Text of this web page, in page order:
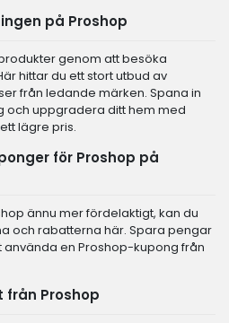
på Proshop
genom att besöka
hittar du ett stort utbud av
från ledande märken. Spana in
och uppgradera ditt hem med
lägre pris.
för Proshop på
ännu mer fördelaktigt, kan du
och rabatterna här. Spara pengar
en Proshop-kupong från
från Proshop